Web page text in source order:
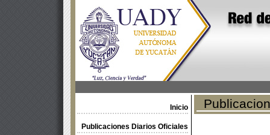
Inicio
Publicaciones Diarios Oficiales